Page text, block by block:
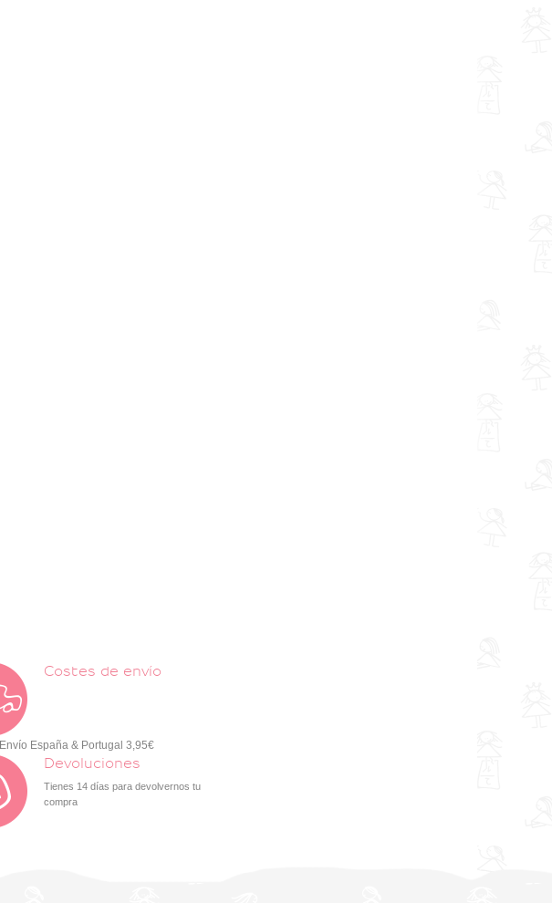
Costes de envío
Envío España & Portugal 3,95€
Devoluciones
Tienes 14 días para devolvernos tu
compra